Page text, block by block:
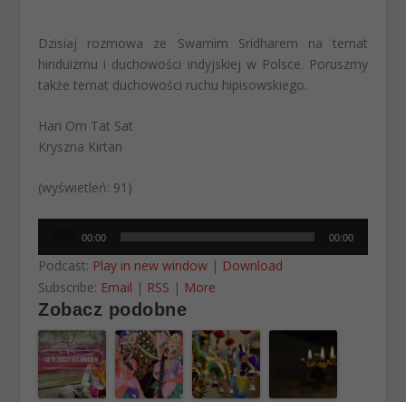
Dzisiaj rozmowa ze Swamim Sridharem na temat
hinduizmu i duchowości indyjskiej w Polsce. Poruszmy
także temat duchowości ruchu hipisowskiego.
Hari Om Tat Sat
Kryszna Kirtan
(wyświetleń: 91)
dźwiękowych
00:00 00:00
Podcast: Play in new window | Download
Subscribe: Email | RSS | More
Zobacz podobne